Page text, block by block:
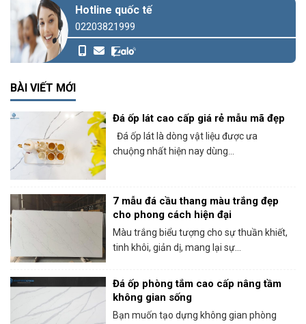
Hotline quốc tế
02203821999
BÀI VIẾT MỚI
Đá ốp lát cao cấp giá rẻ mẫu mã đẹp
Đá ốp lát là dòng vật liệu được ưa
chuộng nhất hiện nay dùng...
7 mẫu đá cầu thang màu trắng đẹp
cho phong cách hiện đại
Màu trắng biểu tượng cho sự thuần khiết,
tinh khôi, giản dị, mang lại sự...
Đá ốp phòng tắm cao cấp nâng tầm
không gian sống
Bạn muốn tạo dựng không gian phòng